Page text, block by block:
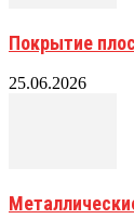
Покрытие
25.06.2026